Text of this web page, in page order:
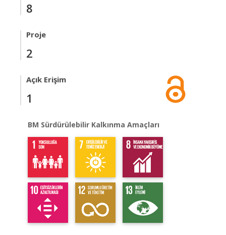
8
Proje
2
Açık Erişim
1
BM Sürdürülebilir Kalkınma Amaçları